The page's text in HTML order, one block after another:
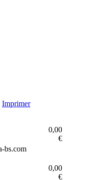
Imprimer
0,00
€
bs.com
0,00
€